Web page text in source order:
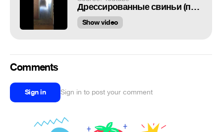
Дрессированные свиньи (позакрывали пиздаки)
Show video
Comments
Sign in Sign in to post your comment